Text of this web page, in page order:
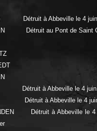
Détruit à Abbeville le 4 juin
Détruit au Pont de Saint
à Abbeville le 4 juin
Détruit à Abbeville le 4
Détruit à Abbeville le 4